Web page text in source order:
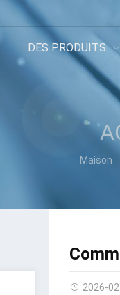
DES PRODUITS
Maison
2026-